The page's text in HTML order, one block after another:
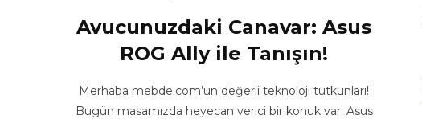
Avucunuzdaki Canavar: Asus
ROG Ally ile Tanışın!
Merhaba mebde.com’un değerli teknoloji tutkunları!
Bugün masamızda heyecan verici bir konuk var: Asus